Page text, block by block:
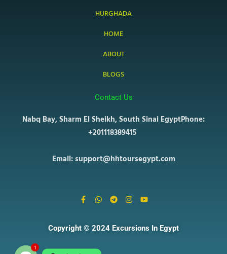
HURGHADA
HOME
ABOUT
BLOGS
Contact Us
Nabq Bay, Sharm El Sheikh, South Sinai EgyptPhone:
+201118389415
Email: support@hhtoursegypt.com
a
b
o
h
s
a
e
g
r
n
g
o
b
Copyright © 2024 Excursions In Egypt
1